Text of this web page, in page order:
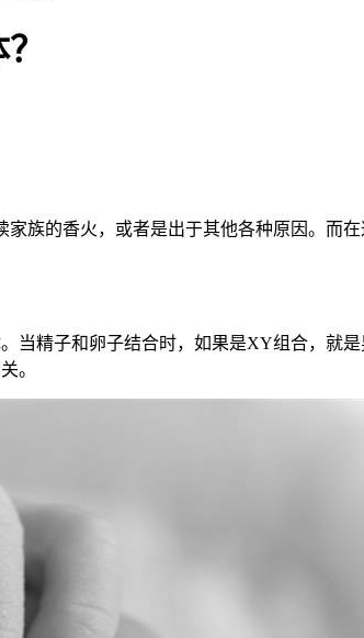
的香火，或者是出于其他各种原因。而在
精子和卵子结合时，如果是XY组合，就是
。